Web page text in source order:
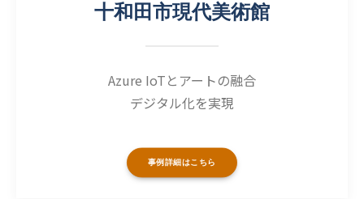
十和田市現代美術館
Azure IoTとアートの融合
デジタル化を実現
事例詳細はこちら